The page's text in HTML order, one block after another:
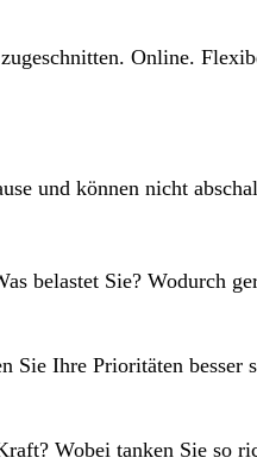
Online.
und können nicht
belastet Sie? Wodurch
Sie Ihre Prioritäten besser
Wobei tanken Sie so